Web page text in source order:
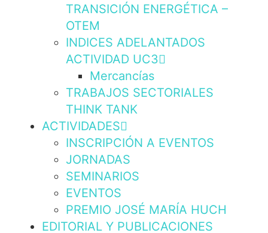
TRANSICIÓN ENERGÉTICA –
OTEM
INDICES ADELANTADOS
ACTIVIDAD UC3
Mercancías
TRABAJOS SECTORIALES
THINK TANK
ACTIVIDADES
INSCRIPCIÓN A EVENTOS
JORNADAS
SEMINARIOS
EVENTOS
PREMIO JOSÉ MARÍA HUCH
EDITORIAL Y PUBLICACIONES